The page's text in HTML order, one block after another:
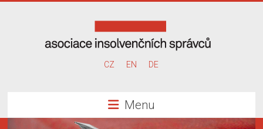
správců
CZ EN DE
Menu